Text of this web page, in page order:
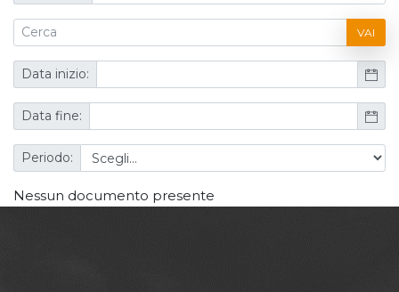
VAI
Data inizio:
Data fine:
Periodo:
Nessun documento presente